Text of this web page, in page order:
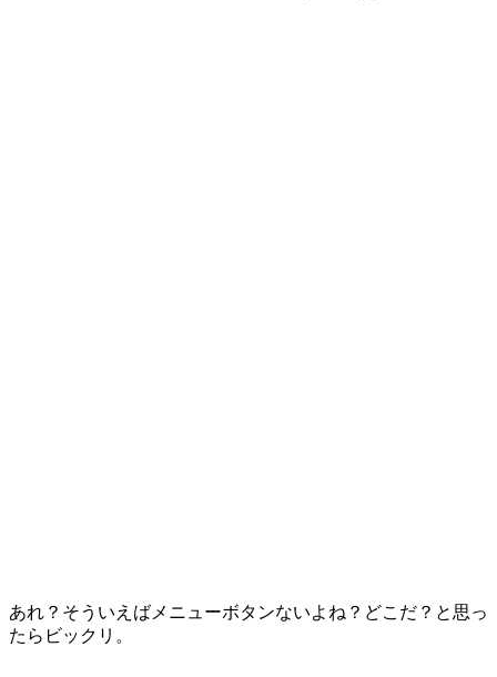
あれ？そういえばメニューボタンないよね？どこだ？と思っ
たらビックリ。